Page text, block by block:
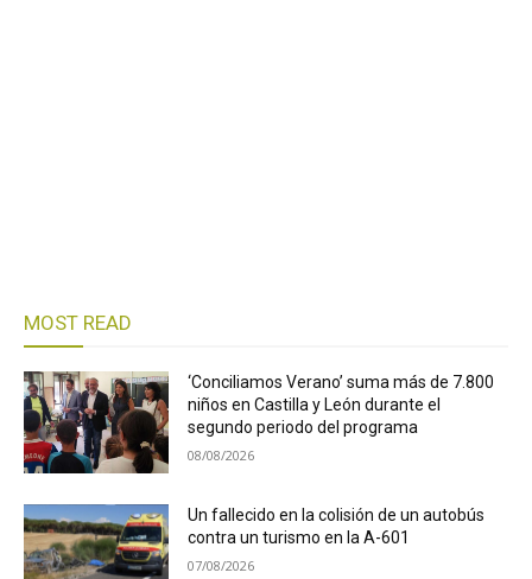
MOST READ
‘Conciliamos Verano’ suma más de 7.800
niños en Castilla y León durante el
segundo periodo del programa
08/08/2026
Un fallecido en la colisión de un autobús
contra un turismo en la A-601
07/08/2026